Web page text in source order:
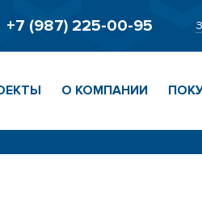
+7 (987) 225-00-95
О КОМПАНИИ